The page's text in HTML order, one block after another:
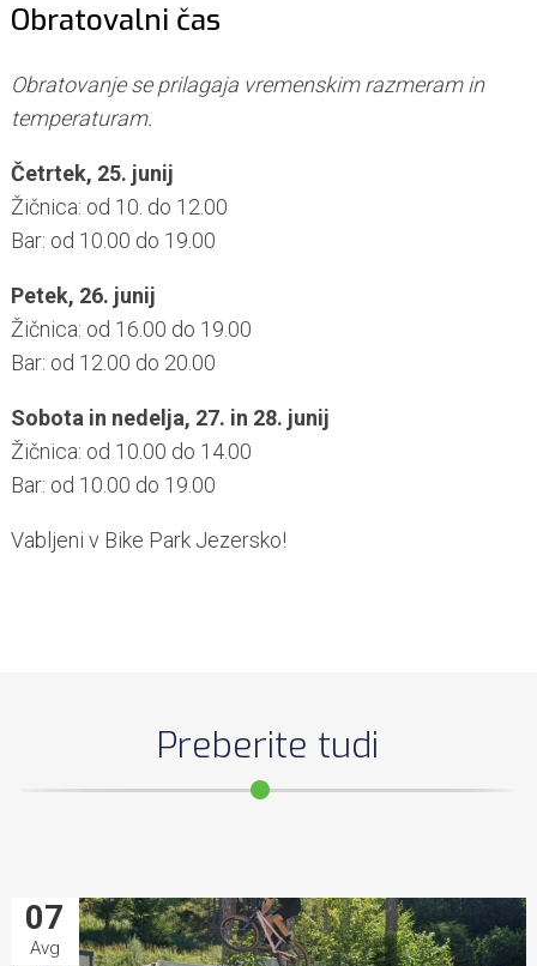
Obratovalni čas
Obratovanje se prilagaja vremenskim razmeram in
temperaturam.
Četrtek, 25. junij
Žičnica: od 10. do 12.00
Bar: od 10.00 do 19.00
Petek, 26. junij
Žičnica: od 16.00 do 19.00
Bar: od 12.00 do 20.00
Sobota in nedelja, 27. in 28. junij
Žičnica: od 10.00 do 14.00
Bar: od 10.00 do 19.00
Vabljeni v Bike Park Jezersko!
Preberite tudi
07
Avg